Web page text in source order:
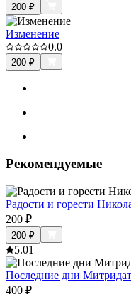
200 ₽
Изменение
0.0
200 ₽
Рекомендуемые
Радости и горести
200 ₽
200 ₽
5.01
Последние дни
400 ₽